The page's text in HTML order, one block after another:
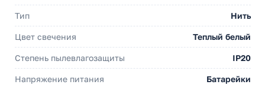
Тип Нить
Цвет свечения Теплый белый
Степень пылевлагозащиты IP20
Напряжение питания Батарейки